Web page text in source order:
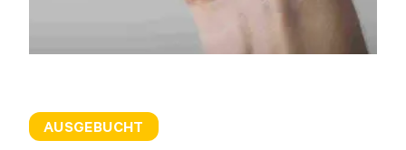
AUSGEBUCHT